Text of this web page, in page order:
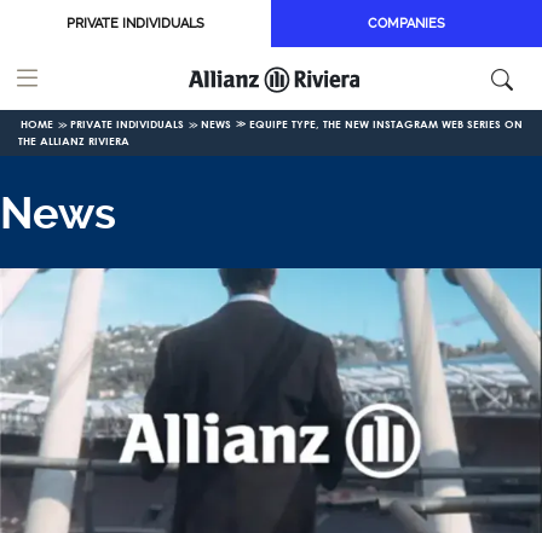
Skip to main content
PRIVATE INDIVIDUALS COMPANIES
HOME PRIVATE INDIVIDUALS NEWS
EQUIPE TYPE, THE NEW INSTAGRAM WEB SERIES ON
THE ALLIANZ RIVIERA
News